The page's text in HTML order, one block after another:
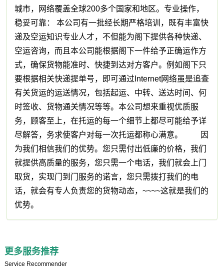
城市，网络覆盖全球200多个国家和地区。专业操作，
稳妥可靠： 本公司有一批经长期严格培训，既有丰富快
递及空运知识专业人才，不但能为阁下提供各种快递、
空运咨询，而且本公司能根据阁下一件给予正确运作方
式，确保货物能准时、快捷到达对方客户。例如阁下只
要根据相关快递提单号，即可通过Internet网络虽是追查
有关货运的运送情况，包括起运、中转、送达时间、何
时签收、货物通关情况等等。本公司想来重视优质服
务，顾客至上，在托运的每一个细节上都尽可能给予详
尽解答，务求使客户对每一次托运都称心满意。 因
为我们相信我们的优势。您只需付出低廉的价格，我们
就提供高质量的服务，您只需一个电话，我们就会上门
取货，实现门到门服务的诺言，您只需拨打我们的电
话，就会有专人负责您的货物动态，~~~~这就是我们的
优势。
更多服务推荐
Service Recommender